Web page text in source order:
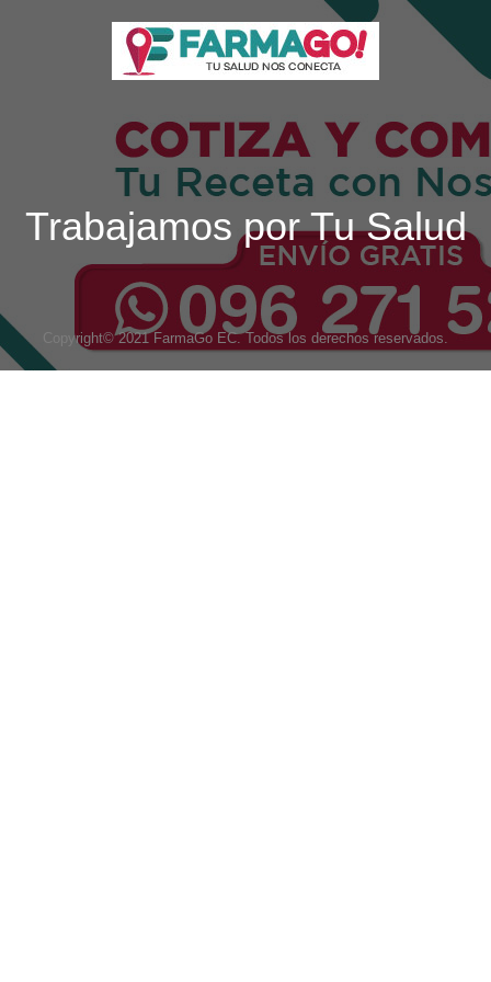
Trabajamos por Tu Salud
Copyright© 2021 FarmaGo EC. Todos los derechos reservados.